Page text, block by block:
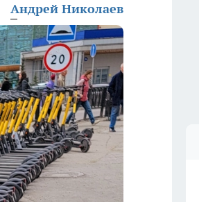
Андрей Николаев